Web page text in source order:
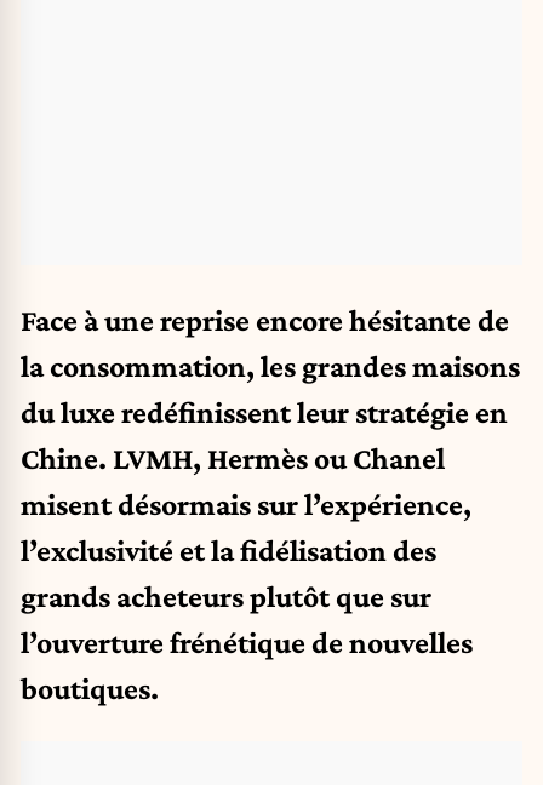
Face à une reprise encore hésitante de
la consommation, les grandes maisons
du luxe redéfinissent leur stratégie en
Chine. LVMH, Hermès ou Chanel
misent désormais sur l’expérience,
l’exclusivité et la fidélisation des
grands acheteurs plutôt que sur
l’ouverture frénétique de nouvelles
boutiques.